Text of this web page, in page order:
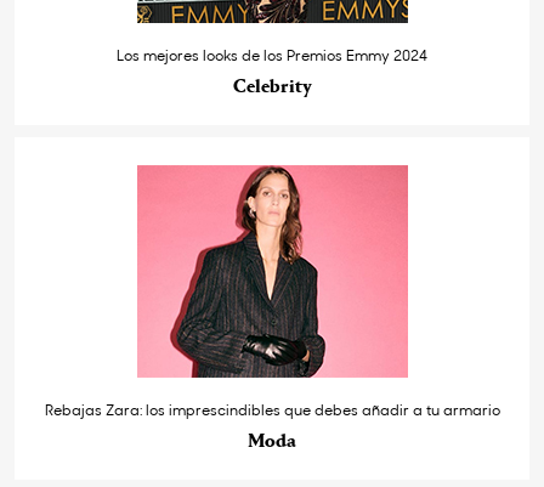
Los mejores looks de los Premios Emmy 2024
Celebrity
Rebajas Zara: los imprescindibles que debes añadir a tu armario
Moda